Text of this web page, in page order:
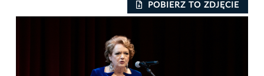
POBIERZ TO ZDJĘCIE